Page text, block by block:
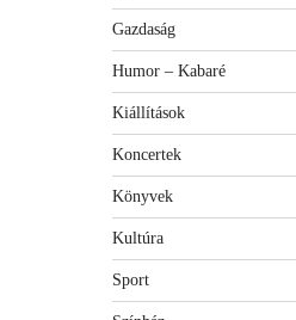
Gazdaság
Humor – Kabaré
Kiállítások
Koncertek
Könyvek
Kultúra
Sport